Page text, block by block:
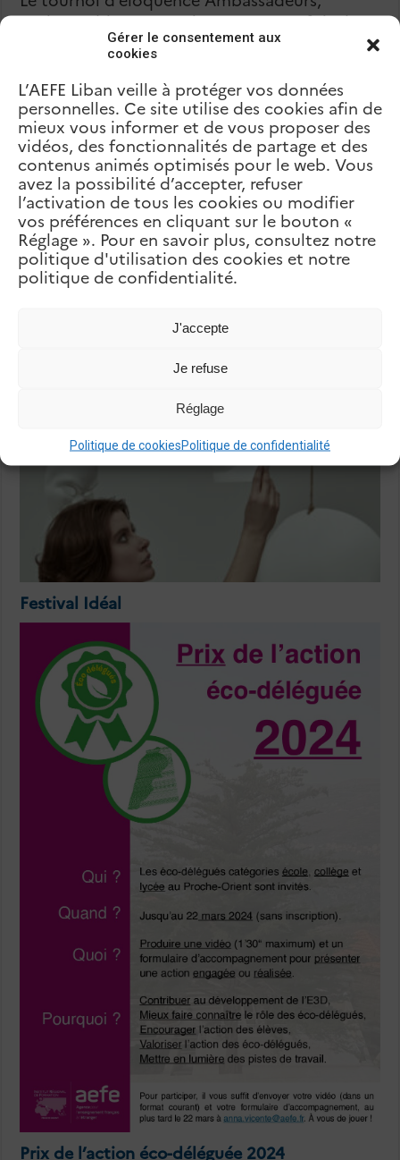
Gérer le consentement aux
cookies
L’AEFE Liban veille à protéger vos données
personnelles. Ce site utilise des cookies afin de
mieux vous informer et de vous proposer des
vidéos, des fonctionnalités de partage et des
contenus animés optimisés pour le web. Vous
avez la possibilité d’accepter, refuser
l’activation de tous les cookies ou modifier
vos préférences en cliquant sur le bouton «
Réglage ». Pour en savoir plus, consultez notre
politique d'utilisation des cookies et notre
politique de confidentialité.
J'accepte
Je refuse
Réglage
Politique de cookiesPolitique de confidentialité
Ambassadrices en Herbe 2024 a une fois de
plus été un phare d’excellence, favorisant une
culture de la communication efficace et
encourageant la jeunesse à s’exprimer avec
éloquence et conviction. Cet événement a
marqué l’Année du Sport en témoignant du
pouvoir des mots et de l’impact profond du
discours réfléchi.
Précédent
#AEFEsport : participez au
concours photo sur Instagram !
Festival Idéal
Prix de l’action éco-déléguée 2024